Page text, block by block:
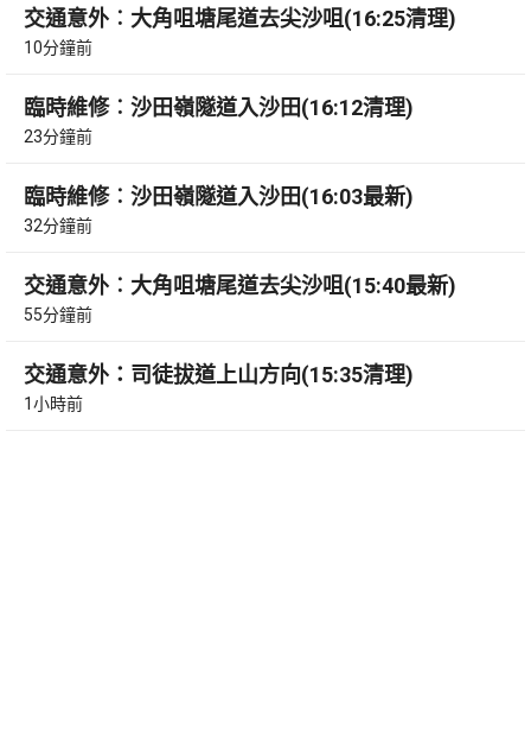
交通意外︰大角咀塘尾道去尖沙咀(16:25清理)
10分鐘前
臨時維修︰沙田嶺隧道入沙田(16:12清理)
23分鐘前
臨時維修︰沙田嶺隧道入沙田(16:03最新)
32分鐘前
交通意外︰大角咀塘尾道去尖沙咀(15:40最新)
55分鐘前
交通意外：司徒拔道上山方向(15:35清理)
1小時前